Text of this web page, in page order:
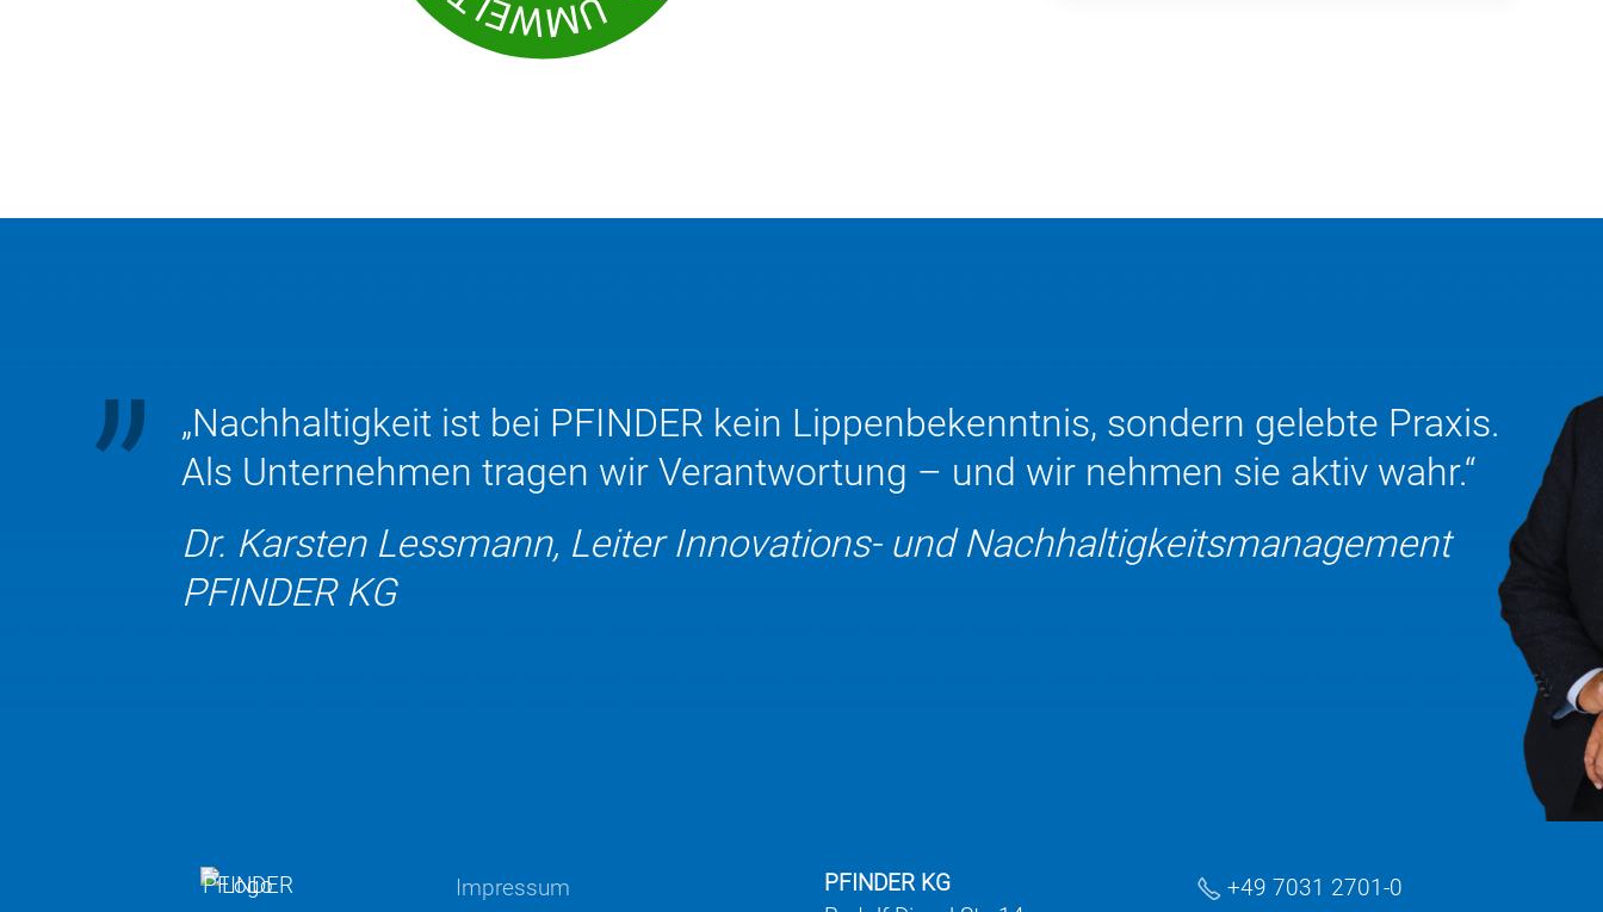
„Nachhaltigkeit ist bei PFINDER kein Lippenbekenntnis, sondern gelebte Praxis.
Als Unternehmen tragen wir Verantwortung – und wir nehmen sie aktiv wahr.“
Dr. Karsten Lessmann, Leiter Innovations- und Nachhaltigkeitsmanagement
PFINDER KG
Impressum
PFINDER KG
+49 7031 2701-0